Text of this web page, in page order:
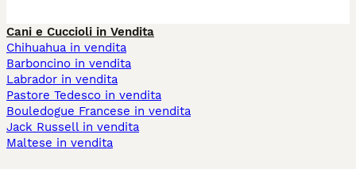
Cani e Cuccioli in Vendita
Chihuahua in vendita
Barboncino in vendita
Labrador in vendita
Pastore Tedesco in vendita
Bouledogue Francese in vendita
Jack Russell in vendita
Maltese in vendita